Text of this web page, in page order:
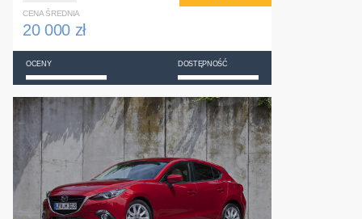
CENA ŚREDNIA
20 000 zł
OCENY DOSTĘPNOŚĆ